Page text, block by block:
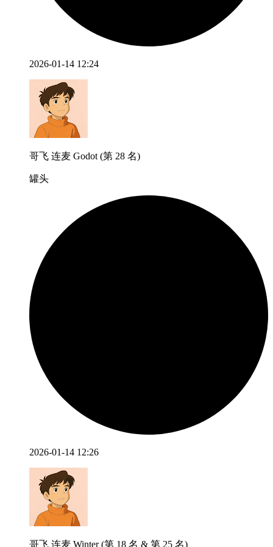
2026-01-14 12:24
哥飞 连麦 Godot (第 28 名)
罐头
2026-01-14 12:26
哥飞 连麦 Winter (第 18 名 & 第 25 名)